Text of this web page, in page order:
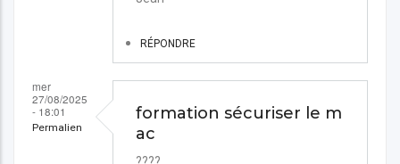
RÉPONDRE
mer
27/08/2025
- 18:01
Permalien
formation sécuriser le m
ac
????